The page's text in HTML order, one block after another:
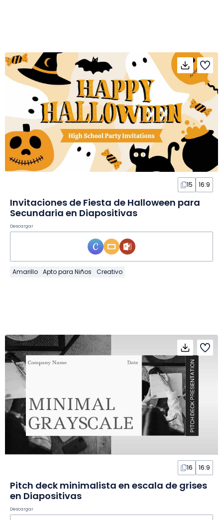
15 16:9
Invitaciones de Fiesta de Halloween para
Secundaria en Diapositivas
Descargar
Amarillo Apto para Niños Creativo
16 16:9
Pitch deck minimalista en escala de grises
en Diapositivas
Descargar